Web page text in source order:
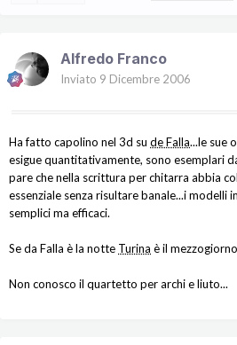
Alfredo Franco
Inviato 9 Dicembre 2006
Ha fatto capolino nel 3d su de Falla...le sue
esigue quantitativamente, sono esemplari
pare che nella scrittura per chitarra abbia
essenziale senza risultare banale...i modelli
semplici ma efficaci.
Se da Falla è la notte Turina è il
Non conosco il quartetto per archi e liuto...